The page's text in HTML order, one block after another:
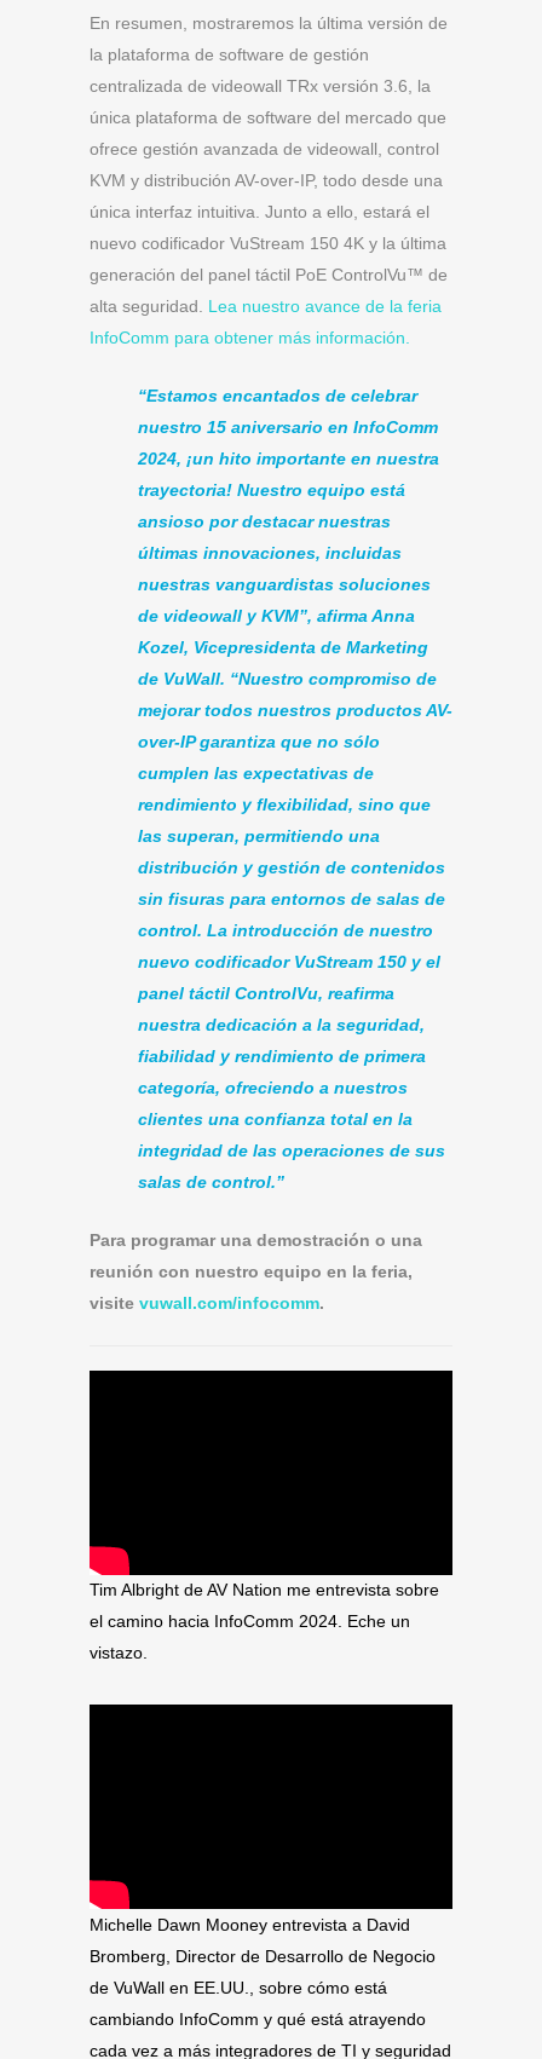
En resumen, mostraremos la última versión de
la plataforma de software de gestión
centralizada de videowall TRx versión 3.6, la
única plataforma de software del mercado que
ofrece gestión avanzada de videowall, control
KVM y distribución AV-over-IP, todo desde una
única interfaz intuitiva. Junto a ello, estará el
nuevo codificador VuStream 150 4K y la última
generación del panel táctil PoE ControlVu™ de
alta seguridad. Lea nuestro avance de la feria
InfoComm para obtener más información.
“Estamos encantados de celebrar
nuestro 15 aniversario en InfoComm
2024, ¡un hito importante en nuestra
trayectoria! Nuestro equipo está
ansioso por destacar nuestras
últimas innovaciones, incluidas
nuestras vanguardistas soluciones
de videowall y KVM”, afirma Anna
Kozel, Vicepresidenta de Marketing
de VuWall. “Nuestro compromiso de
mejorar todos nuestros productos AV-
over-IP garantiza que no sólo
cumplen las expectativas de
rendimiento y flexibilidad, sino que
las superan, permitiendo una
distribución y gestión de contenidos
sin fisuras para entornos de salas de
control. La introducción de nuestro
nuevo codificador VuStream 150 y el
panel táctil ControlVu, reafirma
nuestra dedicación a la seguridad,
fiabilidad y rendimiento de primera
categoría, ofreciendo a nuestros
clientes una confianza total en la
integridad de las operaciones de sus
salas de control.”
Para programar una demostración o una
reunión con nuestro equipo en la feria,
visite vuwall.com/infocomm.
Tim Albright de AV Nation me entrevista sobre
el camino hacia InfoComm 2024. Eche un
vistazo.
Michelle Dawn Mooney entrevista a David
Bromberg, Director de Desarrollo de Negocio
de VuWall en EE.UU., sobre cómo está
cambiando InfoComm y qué está atrayendo
cada vez a más integradores de TI y seguridad